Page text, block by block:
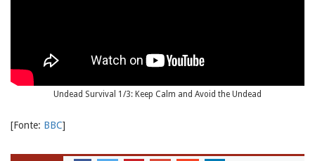
Undead Survival 1/3: Keep Calm and Avoid the Undead
[Fonte: BBC]